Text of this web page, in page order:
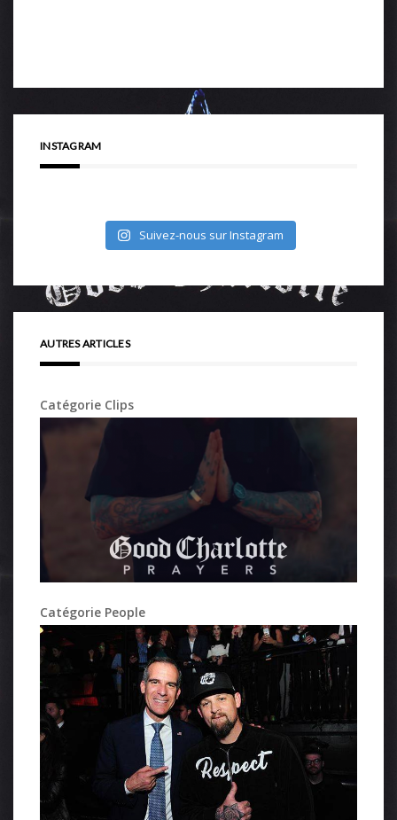
INSTAGRAM
Suivez-nous sur Instagram
AUTRES ARTICLES
Catégorie Clips
Catégorie People